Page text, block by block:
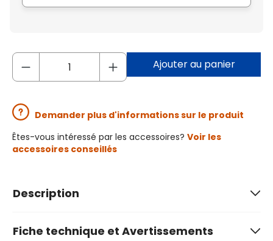
Ajouter au panier
Demander plus d'informations sur le produit
Êtes-vous intéressé par les accessoires? Voir les
accessoires conseillés
Description
Fiche technique et Avertissements